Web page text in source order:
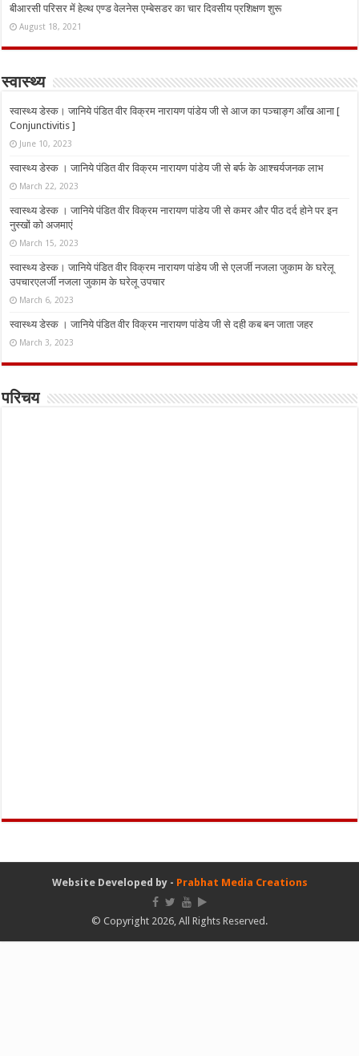
बीआरसी परिसर में हेल्थ एण्ड वेलनेस एम्बेसडर का चार दिवसीय प्रशिक्षण शुरू
August 18, 2021
स्वास्थ्य
स्वास्थ्य डेस्क। जानिये पंडित वीर विक्रम नारायण पांडेय जी से आज का पञ्चाङ्ग आँख आना [
Conjunctivitis ]
June 10, 2023
स्वास्थ्य डेस्क । जानिये पंडित वीर विक्रम नारायण पांडेय जी से बर्फ के आश्चर्यजनक लाभ
March 22, 2023
स्वास्थ्य डेस्क । जानिये पंडित वीर विक्रम नारायण पांडेय जी से कमर और पीठ दर्द होने पर इन
नुस्‍खों को अजमाएं
March 15, 2023
स्वास्थ्य डेस्क। जानिये पंडित वीर विक्रम नारायण पांडेय जी से एलर्जी नजला जुकाम के घरेलू
उपचारएलर्जी नजला जुकाम के घरेलू उपचार
March 6, 2023
स्वास्थ्य डेस्क । जानिये पंडित वीर विक्रम नारायण पांडेय जी से दही कब बन जाता जहर
March 3, 2023
परिचय